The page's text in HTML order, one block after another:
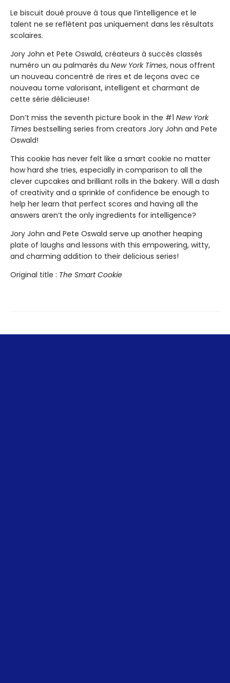
Le biscuit doué prouve à tous que l’intelligence et le
talent ne se reflètent pas uniquement dans les résultats
scolaires.
Jory John et Pete Oswald, créateurs à succès classés
numéro un au palmarès du New York Times, nous offrent
un nouveau concentré de rires et de leçons avec ce
nouveau tome valorisant, intelligent et charmant de
cette série délicieuse!
Don’t miss the seventh picture book in the #1 New York
Times bestselling series from creators Jory John and Pete
Oswald!
This cookie has never felt like a smart cookie no matter
how hard she tries, especially in comparison to all the
clever cupcakes and brilliant rolls in the bakery. Will a dash
of creativity and a sprinkle of confidence be enough to
help her learn that perfect scores and having all the
answers aren’t the only ingredients for intelligence?
Jory John and Pete Oswald serve up another heaping
plate of laughs and lessons with this empowering, witty,
and charming addition to their delicious series!
Original title : The Smart Cookie